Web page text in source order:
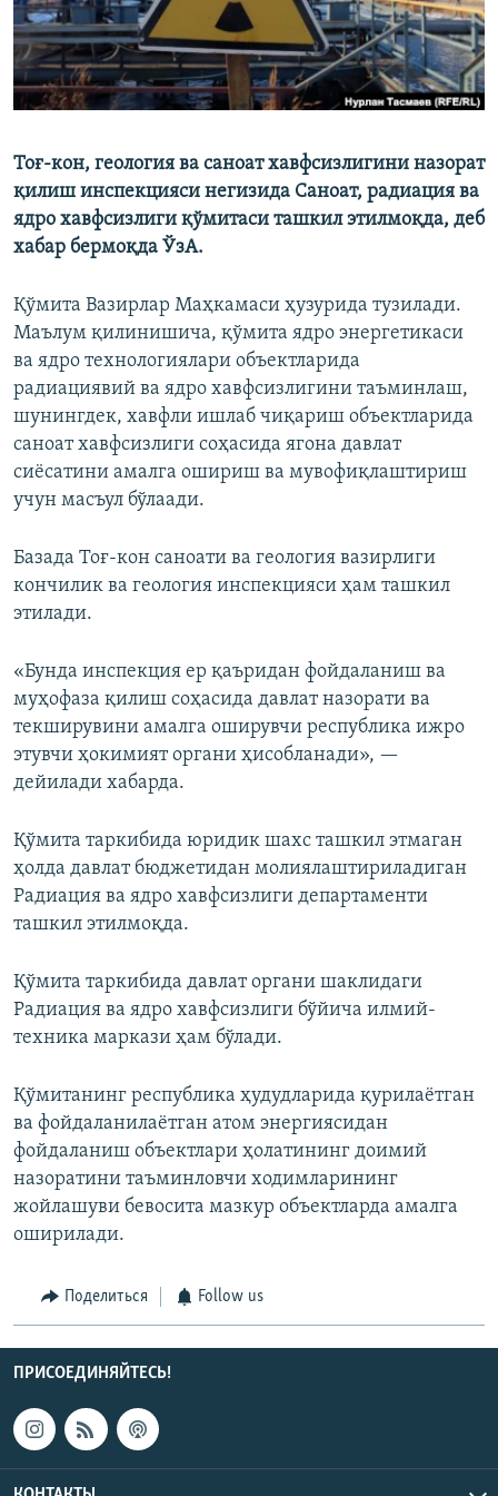
Тоғ-кон, геология ва саноат хавфсизлигини назорат
қилиш инспекцияси негизида Саноат, радиация ва
ядро хавфсизлиги қўмитаси ташкил этилмоқда, деб
хабар бермоқда ЎзА.
Қўмита Вазирлар Маҳкамаси ҳузурида тузилади.
Маълум қилинишича, қўмита ядро энергетикаси
ва ядро технологиялари объектларида
радиациявий ва ядро хавфсизлигини таъминлаш,
шунингдек, хавфли ишлаб чиқариш объектларида
саноат хавфсизлиги соҳасида ягона давлат
сиёсатини амалга ошириш ва мувофиқлаштириш
учун масъул бўлаади.
Базада Тоғ-кон саноати ва геология вазирлиги
кончилик ва геология инспекцияси ҳам ташкил
этилади.
«Бунда инспекция ер қаъридан фойдаланиш ва
муҳофаза қилиш соҳасида давлат назорати ва
текширувини амалга оширувчи республика ижро
этувчи ҳокимият органи ҳисобланади», —
дейилади хабарда.
Қўмита таркибида юридик шахс ташкил этмаган
ҳолда давлат бюджетидан молиялаштириладиган
Радиация ва ядро хавфсизлиги департаменти
ташкил этилмоқда.
Қўмита таркибида давлат органи шаклидаги
Радиация ва ядро хавфсизлиги бўйича илмий-
техника маркази ҳам бўлади.
Қўмитанинг республика ҳудудларида қурилаётган
ва фойдаланилаётган атом энергиясидан
фойдаланиш объектлари ҳолатининг доимий
назоратини таъминловчи ходимларининг
жойлашуви бевосита мазкур объектларда амалга
оширилади.
Поделиться Follow us
ПРИСОЕДИНЯЙТЕСЬ!